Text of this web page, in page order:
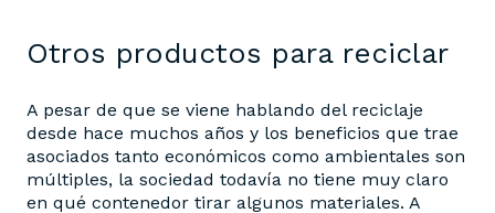
Otros productos para reciclar
A pesar de que se viene hablando del reciclaje
desde hace muchos años y los beneficios que trae
asociados tanto económicos como ambientales son
múltiples, la sociedad todavía no tiene muy claro
en qué contenedor tirar algunos materiales. A